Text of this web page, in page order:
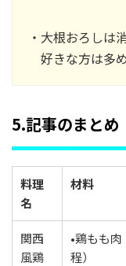
・大根おろしは
好きな方は多
5.記事のまとめ
料理
名
材料
関西
風鶏
•鶏もも
程）